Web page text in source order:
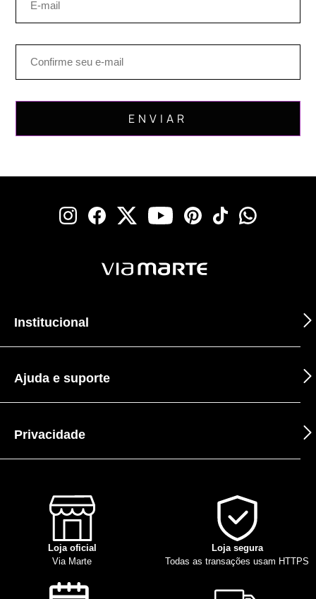
Institucional
Ajuda e suporte
Privacidade
Loja oficial
Via Marte
Loja segura
Todas as transações usam HTTPS